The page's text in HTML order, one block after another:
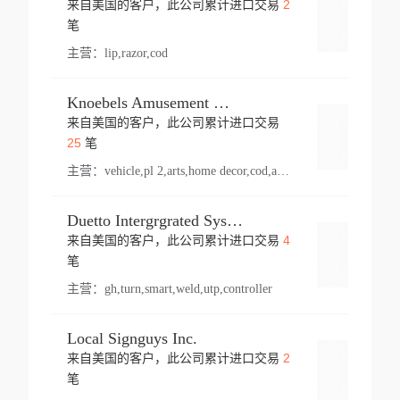
来自美国的客户，此公司累计进口交易 2
笔
主营： lip,razor,cod
Knoebels Amusement Resort
来自美国的客户，此公司累计进口交易
25笔
主营： vehicle,pl 2,arts,home decor,cod,amusement ride,sea
Duetto Intergrgrated Systems Inc.
来自美国的客户，此公司累计进口交易 4
笔
主营： gh,turn,smart,weld,utp,controller
Local Signguys Inc.
来自美国的客户，此公司累计进口交易 2
笔